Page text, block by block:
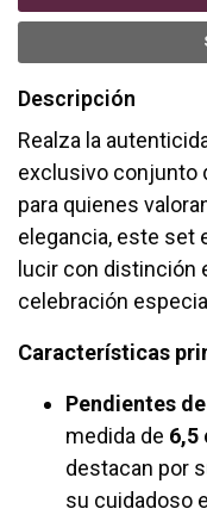
Descripción
Realza la
exclusivo conjunto
para quienes
elegancia, este set
lucir con distinción
celebración
Características
Pendientes
medida de 6,5
destacan por
su cuidadoso